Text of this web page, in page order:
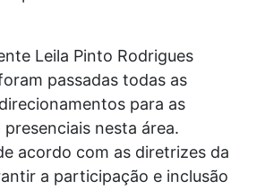
Leila Pinto Rodrigues
passadas todas as
para as
nesta área.
acordo com as diretrizes da
a participação e inclusão